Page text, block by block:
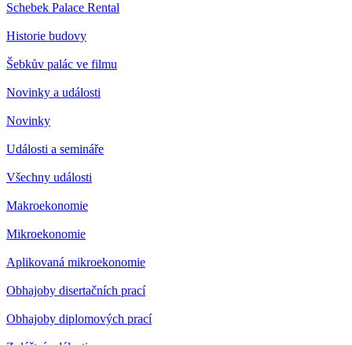
Schebek Palace Rental
Historie budovy
Šebkův palác ve filmu
Novinky a události
Novinky
Události a semináře
Všechny události
Makroekonomie
Mikroekonomie
Aplikovaná mikroekonomie
Obhajoby disertačních prací
Obhajoby diplomových prací